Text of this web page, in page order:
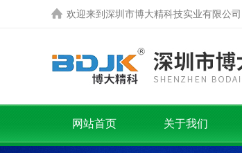
欢迎来到 深圳市博大精科技实业有限公司
网站首页 关于我们